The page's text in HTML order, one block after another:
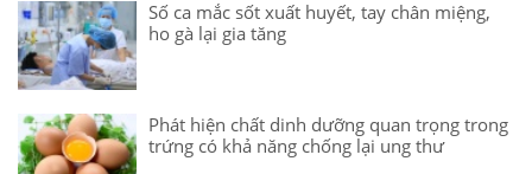
Số ca mắc sốt xuất huyết, tay chân miệng,
ho gà lại gia tăng
Phát hiện chất dinh dưỡng quan trọng trong
trứng có khả năng chống lại ung thư